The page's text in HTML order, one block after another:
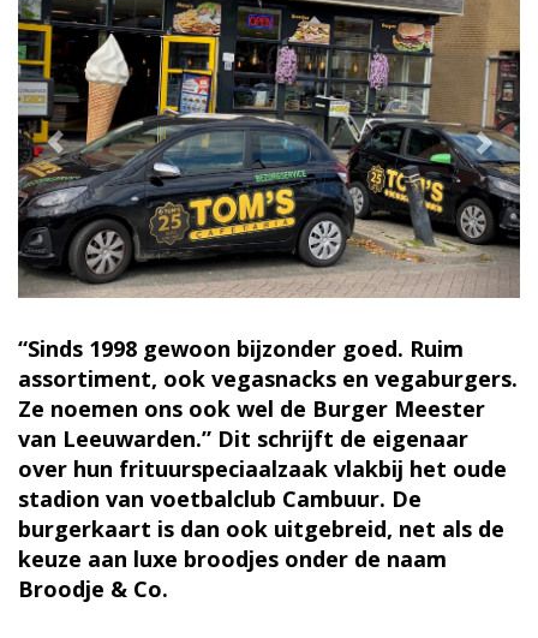
“Sinds 1998 gewoon bijzonder goed. Ruim
assortiment, ook vegasnacks en vegaburgers.
Ze noemen ons ook wel de Burger Meester
van Leeuwarden.” Dit schrijft de eigenaar
over hun frituurspeciaalzaak vlakbij het oude
stadion van voetbalclub Cambuur. De
burgerkaart is dan ook uitgebreid, net als de
keuze aan luxe broodjes onder de naam
Broodje & Co.